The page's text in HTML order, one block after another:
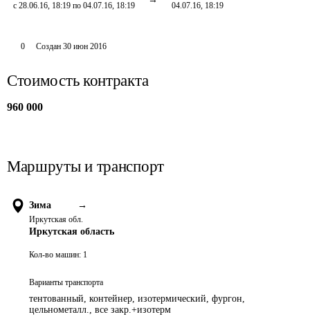
с 28.06.16, 18:19 по 04.07.16, 18:19
04.07.16, 18:19
0 Создан 30 июн 2016
Стоимость контракта
960 000
Маршруты и транспорт
Зима →
Иркутская обл.
Иркутская область
Кол-во машин: 1
Варианты транспорта
тентованный, контейнер, изотермический, фургон,
цельнометалл., все закр.+изотерм